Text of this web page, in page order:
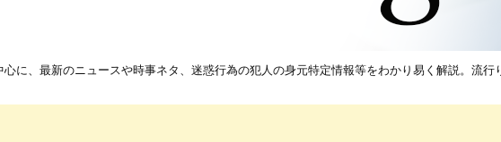
に、最新のニュースや時事ネタ、迷惑行為の犯人の身元特定情報等をわかり易く解説。流